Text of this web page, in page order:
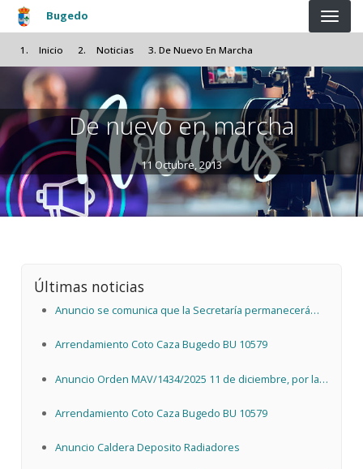
Pasar al contenido principal
Bugedo
Inicio Noticias De Nuevo En Marcha
De nuevo en marcha
11 Octubre, 2013
Últimas noticias
Anuncio se comunica que la Secretaría permanecerá
Arrendamiento Coto Caza Bugedo BU 10579
Anuncio Orden MAV/1434/2025 11 de diciembre, por la
Arrendamiento Coto Caza Bugedo BU 10579
Anuncio Caldera Deposito Radiadores